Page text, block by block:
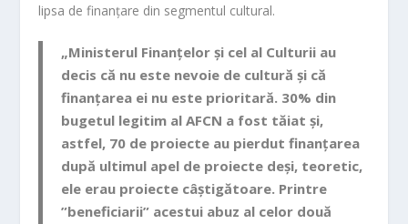
lipsa de finanțare din segmentul cultural.
„Ministerul Finanțelor și cel al Culturii au
decis că nu este nevoie de cultură și că
finanțarea ei nu este prioritară. 30% din
bugetul legitim al AFCN a fost tăiat și,
astfel, 70 de proiecte au pierdut finanțarea
după ultimul apel de proiecte deși, teoretic,
ele erau proiecte câștigătoare. Printre
”beneficiarii” acestui abuz al celor două